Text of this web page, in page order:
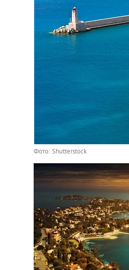
Фото: Shutterstock